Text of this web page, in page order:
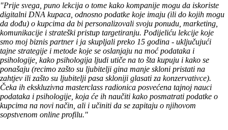
"Prije svega, puno lekcija o tome kako kompanije mogu da iskoriste
digitalni DNA kupaca, odnosno podatke koje imaju (ili do kojih mogu
da dođu) o kupcima da bi personalizovali svoju ponudu, marketing,
komunikacije i strateški pristup targetiranju. Podijeliću lekcije koje
smo moj biznis partner i ja skupljali preko 15 godina - uključujući
tajne strategije i metode koje se oslanjaju na moć podataka i
psihologije, kako psihologija ljudi utiče na to šta kupuju i kako se
ponašaju (recimo zašto su ljubitelji gina manje skloni pristati na
zahtjev ili zašto su ljubitelji pasa skloniji glasati za konzervativce).
Čeka ih ekskluzivna masterclass radionica posvećena tajnoj nauci
podataka i psihologije, koja će ih naučiti kako posmatrati podatke o
kupcima na novi način, ali i učiniti da se zapitaju o njihovom
sopstvenom online profilu."